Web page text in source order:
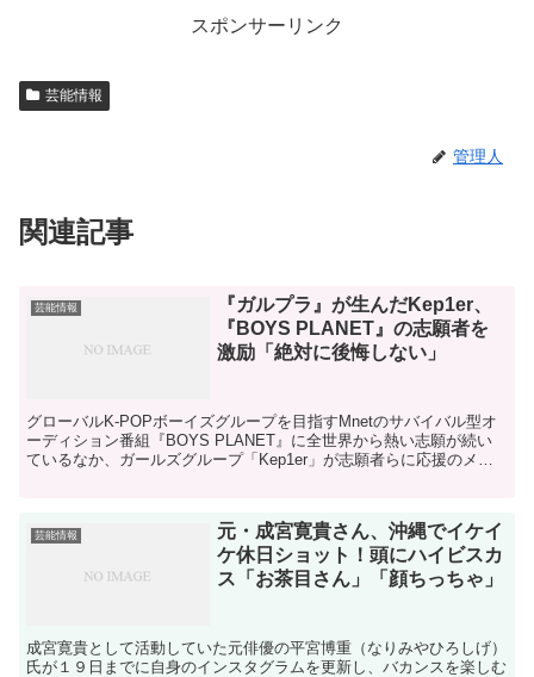
スポンサーリンク
芸能情報
管理人
関連記事
芸能情報
『ガルプラ』が生んだKep1er、
『BOYS PLANET』の志願者を
激励「絶対に後悔しない」
グローバルK-POPボーイズグループを目指すMnetのサバイバル型オ
ーディション番組『BOYS PLANET』に全世界から熱い志願が続い
ているなか、ガールズグループ「Kep1er」が志願者らに応援のメッ
芸能情報
元・成宮寛貴さん、沖縄でイケイ
ケ休日ショット！頭にハイビスカ
ス「お茶目さん」「顔ちっちゃ」
成宮寛貴として活動していた元俳優の平宮博重（なりみやひろしげ）
氏が１９日までに自身のインスタグラムを更新し、バカンスを楽しむ